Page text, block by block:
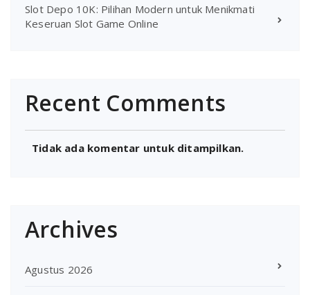
Slot Depo 10K: Pilihan Modern untuk Menikmati
Keseruan Slot Game Online
Recent Comments
Tidak ada komentar untuk ditampilkan.
Archives
Agustus 2026